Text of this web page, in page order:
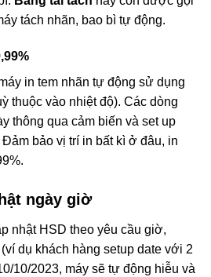
tách nhãn, bao bì tự động.
in tem nhãn tự động sử dụng
thuộc vào nhiệt độ). Các dòng
thông qua cảm biến và set up
bảo vị trí in bất kì ở đâu, in
ngày giờ
nhật HSD theo yêu cầu giờ,
dụ khách hàng setup date với 2
10/2023, máy sẽ tự động hiễu và